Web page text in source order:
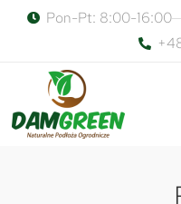
Pon-Pt: 8:00-16:00